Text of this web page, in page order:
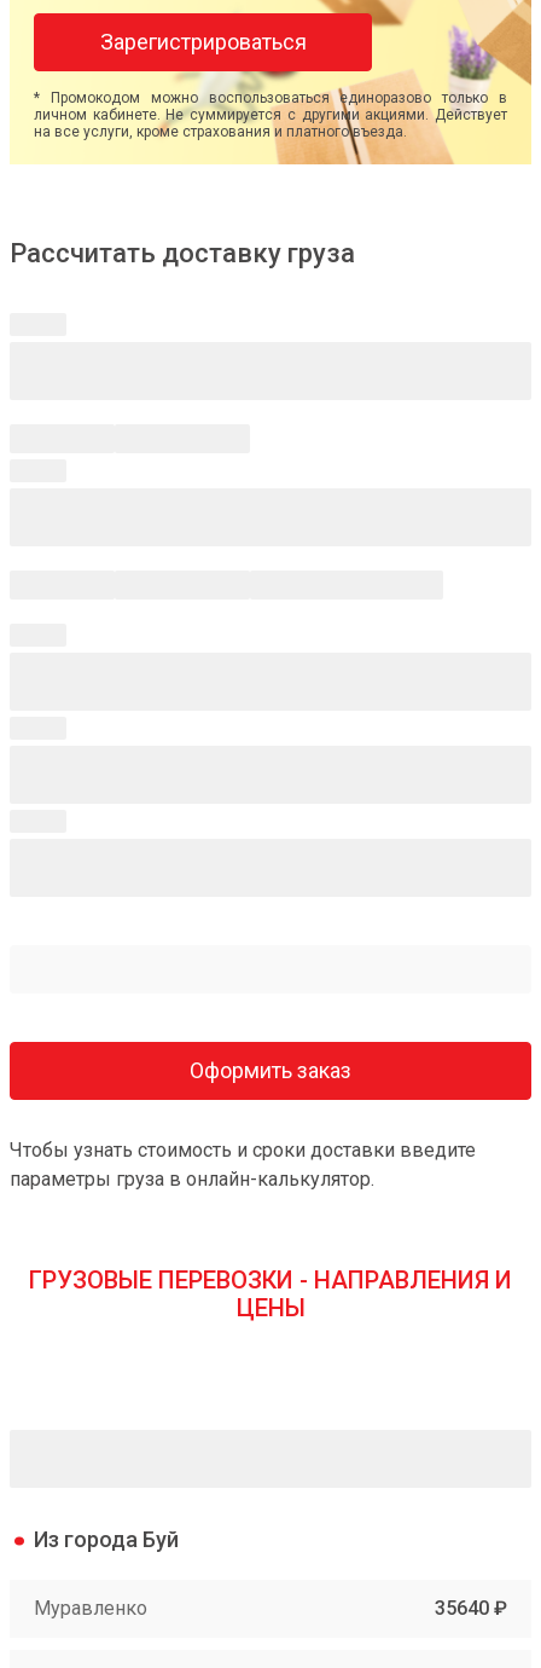
Зарегистрироваться
* Промокодом можно воспользоваться единоразово только в
личном кабинете. Не суммируется с другими акциями. Действует
на все услуги, кроме страхования и платного въезда.
Рассчитать доставку груза
Оформить заказ
Чтобы узнать стоимость и сроки доставки введите
параметры груза в онлайн-калькулятор.
ГРУЗОВЫЕ ПЕРЕВОЗКИ - НАПРАВЛЕНИЯ И
ЦЕНЫ
Из города Буй
Муравленко 35640 ₽